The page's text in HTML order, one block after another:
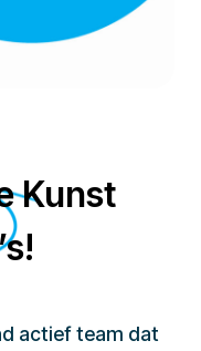
Kunst
actief team dat